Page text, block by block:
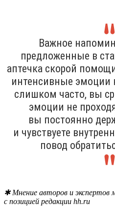
Важное
предложенные в
аптечка скорой
интенсивные эмоции
слишком часто, вы
эмоции не
вы постоянно
и чувствуете
повод
✱ Мнение авторов и экспертов
с позицией редакции hh.ru